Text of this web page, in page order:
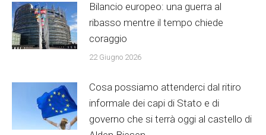
Bilancio europeo: una guerra al
ribasso mentre il tempo chiede
coraggio
22 Giugno 2026
Cosa possiamo attenderci dal ritiro
informale dei capi di Stato e di
governo che si terrà oggi al castello di